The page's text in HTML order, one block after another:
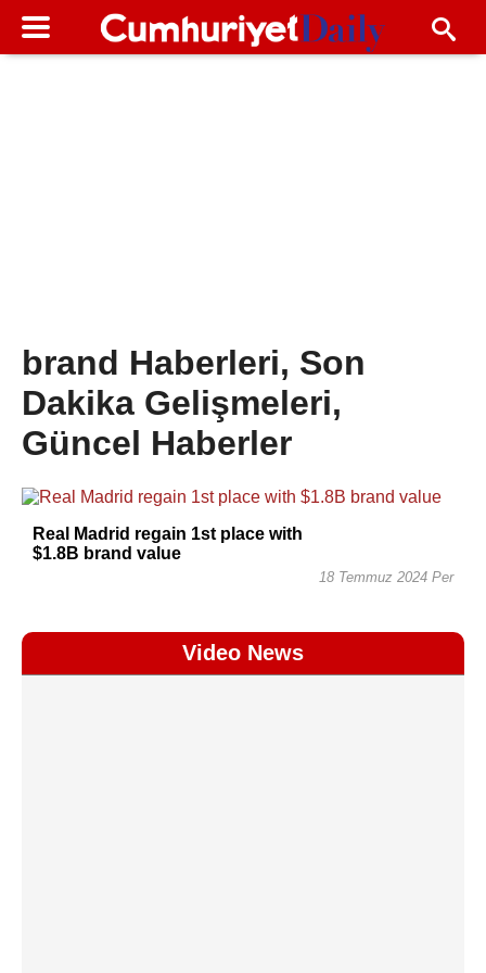
brand Haberleri, Son
Dakika Gelişmeleri,
Güncel Haberler
Real Madrid regain 1st place with
$1.8B brand value
18 Temmuz 2024 Per
Video News